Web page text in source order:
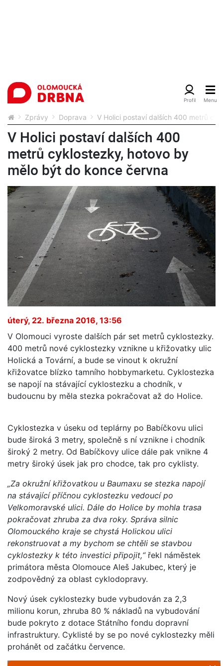
Zprávy Doprava V Holici postaví dalších 400 metrů
V Holici postaví dalších 400
metrů cyklostezky, hotovo by
mělo být do konce června
úterý, 22. března 2016, 13:56
V Olomouci vyroste dalších pár set metrů cyklostezky.
400 metrů nové cyklostezky vznikne u křižovatky ulic
Holická a Tovární, a bude se vinout k okružní
křižovatce blízko tamního hobbymarketu. Cyklostezka
se napojí na stávající cyklostezku a chodník, v
budoucnu by měla stezka pokračovat až do Holice.
Cyklostezka v úseku od teplárny po Babíčkovu ulici
bude široká 3 metry, společně s ní vznikne i chodník
široký 2 metry. Od Babíčkovy ulice dále pak vnikne 4
metry široký úsek jak pro chodce, tak pro cyklisty.
„Za okružní křižovatkou u Baumaxu se stezka napojí
na stávající příčnou cyklostezku vedoucí po
Velkomoravské ulici. Dále do Holice by mohla trasa
pokračovat zhruba za dva roky. Správa silnic
Olomouckého kraje se chystá Holickou ulici
rekonstruovat a my bychom se chtěli se stavbou
cyklostezky k této investici připojit,“ řekl náměstek
primátora města Olomouce Aleš Jakubec, který je
zodpovědný za oblast cyklodopravy.
Nový úsek cyklostezky bude vybudován za 2,3
milionu korun, zhruba 80 % nákladů na vybudování
bude pokryto z dotace Státního fondu dopravní
infrastruktury. Cyklisté by se po nové cyklostezky měli
prohánět od začátku července.